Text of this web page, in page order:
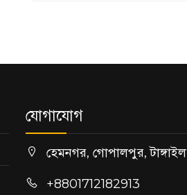
যোগাযোগ
হেমনগর, গোপালপুর, টাঙ্গাইল
+8801712182913